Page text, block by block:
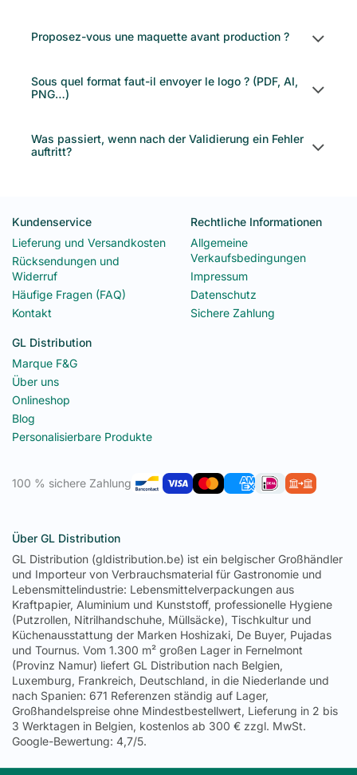
Proposez-vous une maquette avant production ?
Sous quel format faut-il envoyer le logo ? (PDF, AI,
PNG…)
Was passiert, wenn nach der Validierung ein Fehler
auftritt?
Kundenservice
Lieferung und Versandkosten
Rücksendungen und
Widerruf
Häufige Fragen (FAQ)
Kontakt
Rechtliche Informationen
Allgemeine
Verkaufsbedingungen
Impressum
Datenschutz
Sichere Zahlung
GL Distribution
Marque F&G
Über uns
Onlineshop
Blog
Personalisierbare Produkte
100 % sichere Zahlung
Über GL Distribution
GL Distribution (gldistribution.be) ist ein belgischer Großhändler
und Importeur von Verbrauchsmaterial für Gastronomie und
Lebensmittelindustrie: Lebensmittelverpackungen aus
Kraftpapier, Aluminium und Kunststoff, professionelle Hygiene
(Putzrollen, Nitrilhandschuhe, Müllsäcke), Tischkultur und
Küchenausstattung der Marken Hoshizaki, De Buyer, Pujadas
und Tournus. Vom 1.300 m² großen Lager in Fernelmont
(Provinz Namur) liefert GL Distribution nach Belgien,
Luxemburg, Frankreich, Deutschland, in die Niederlande und
nach Spanien: 671 Referenzen ständig auf Lager,
Großhandelspreise ohne Mindestbestellwert, Lieferung in 2 bis
3 Werktagen in Belgien, kostenlos ab 300 € zzgl. MwSt.
Google-Bewertung: 4,7/5.